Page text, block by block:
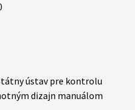
ústav pre kontrolu
dizajn manuálom